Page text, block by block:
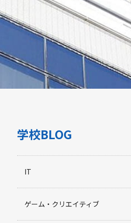
学校BLOG
IT
ゲーム・クリエイティブ